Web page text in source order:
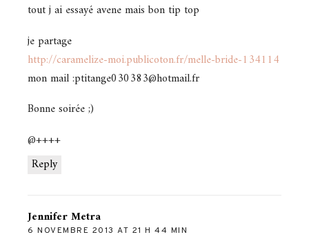
Reply
tout j ai essayé avene mais bon tip top
je partage
http://caramelize-moi.publicoton.fr/melle-bride-134114
mon mail :ptitange030383@hotmail.fr
Bonne soirée ;)
@++++
Jennifer Metra
6 NOVEMBRE 2013 AT 21 H 44 MIN